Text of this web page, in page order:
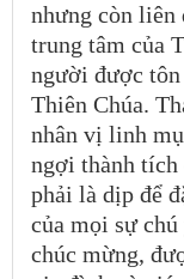
nhưng còn liên
trung tâm của
người được
Thiên Chúa.
nhân vị linh
ngợi thành tích
phải là dịp để
của mọi sự
chúc mừng,